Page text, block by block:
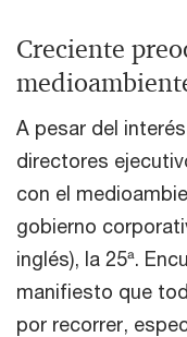
Creciente
A pesar del
directores
con el
gobierno
inglés), la 25ª.
manifiesto que
por recorrer,